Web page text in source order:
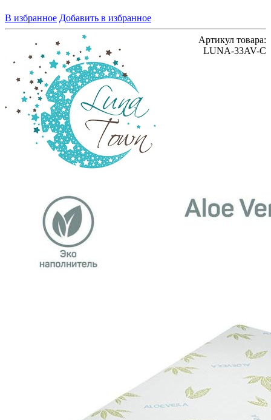
В избранное Добавить в избранное
Артикул товара:
LUNA-33AV-C